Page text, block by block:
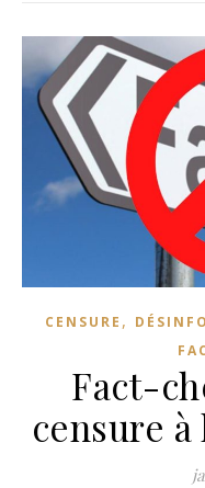
CENSURE ,
Fact-
censure à